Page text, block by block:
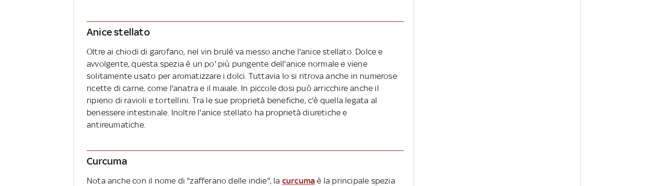
Anice stellato
Oltre ai chiodi di garofano, nel vin brulé va messo anche l'anice stellato. Dolce e
avvolgente, questa spezia è un po' più pungente dell'anice normale e viene
solitamente usato per aromatizzare i dolci. Tuttavia lo si ritrova anche in numerose
ricette di carne, come l'anatra e il maiale. In piccole dosi può arricchire anche il
ripieno di ravioli e tortellini. Tra le sue proprietà benefiche, c'è quella legata al
benessere intestinale. Inoltre l'anice stellato ha proprietà diuretiche e
antireumatiche.
Curcuma
Nota anche con il nome di "zafferano delle indie", la curcuma è la principale spezia